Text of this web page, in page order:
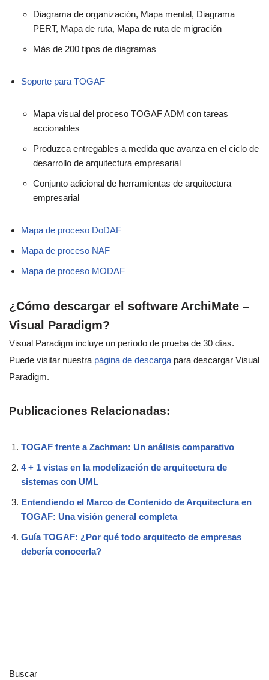
Diagrama de organización, Mapa mental, Diagrama
PERT, Mapa de ruta, Mapa de ruta de migración
Más de 200 tipos de diagramas
Soporte para TOGAF
Mapa visual del proceso TOGAF ADM con tareas
accionables
Produzca entregables a medida que avanza en el ciclo de
desarrollo de arquitectura empresarial
Conjunto adicional de herramientas de arquitectura
empresarial
Mapa de proceso DoDAF
Mapa de proceso NAF
Mapa de proceso MODAF
¿Cómo descargar el software ArchiMate –
Visual Paradigm?
Visual Paradigm incluye un período de prueba de 30 días.
Puede visitar nuestra página de descarga para descargar Visual
Paradigm.
Publicaciones Relacionadas:
TOGAF frente a Zachman: Un análisis comparativo
4 + 1 vistas en la modelización de arquitectura de
sistemas con UML
Entendiendo el Marco de Contenido de Arquitectura en
TOGAF: Una visión general completa
Guía TOGAF: ¿Por qué todo arquitecto de empresas
debería conocerla?
Buscar